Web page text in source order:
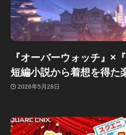
『オーバーウォッチ』×
短編小説から着想を得た
2026年5月28日